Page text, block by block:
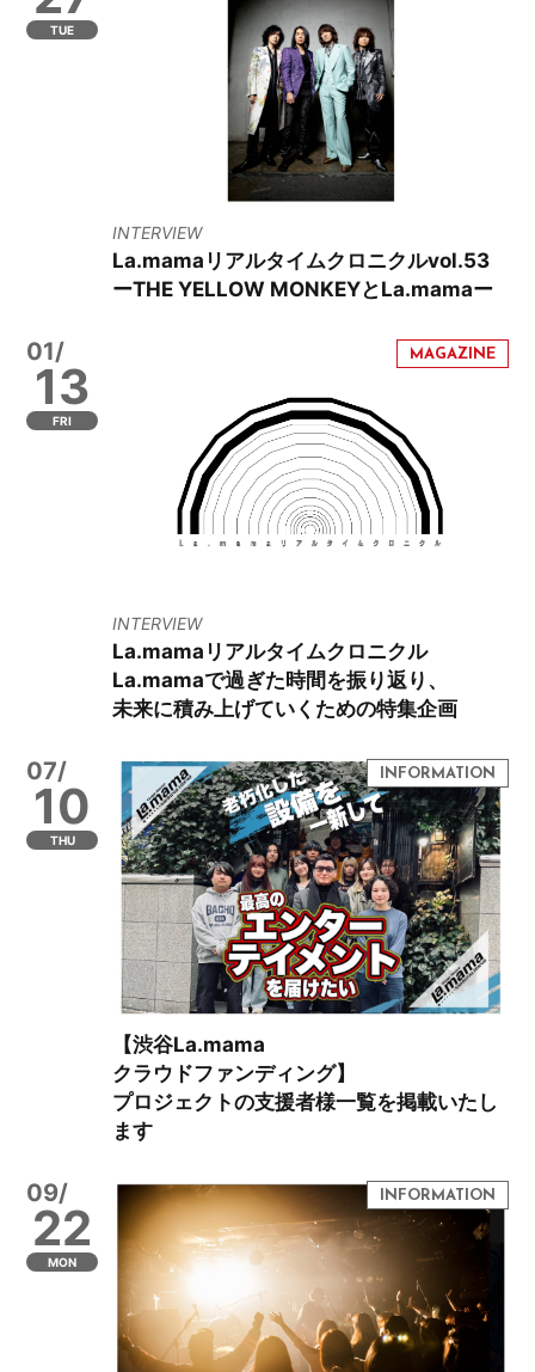
TUE
INTERVIEW
La.mamaリアルタイムクロニクルvol.53
ーTHE YELLOW MONKEYとLa.mamaー
01/
13
FRI
INTERVIEW
La.mamaリアルタイムクロニクル
La.mamaで過ぎた時間を振り返り、
未来に積み上げていくための特集企画
07/
10
THU
【渋谷La.mama
クラウドファンディング】
プロジェクトの支援者様一覧を掲載いたし
ます
09/
22
MON